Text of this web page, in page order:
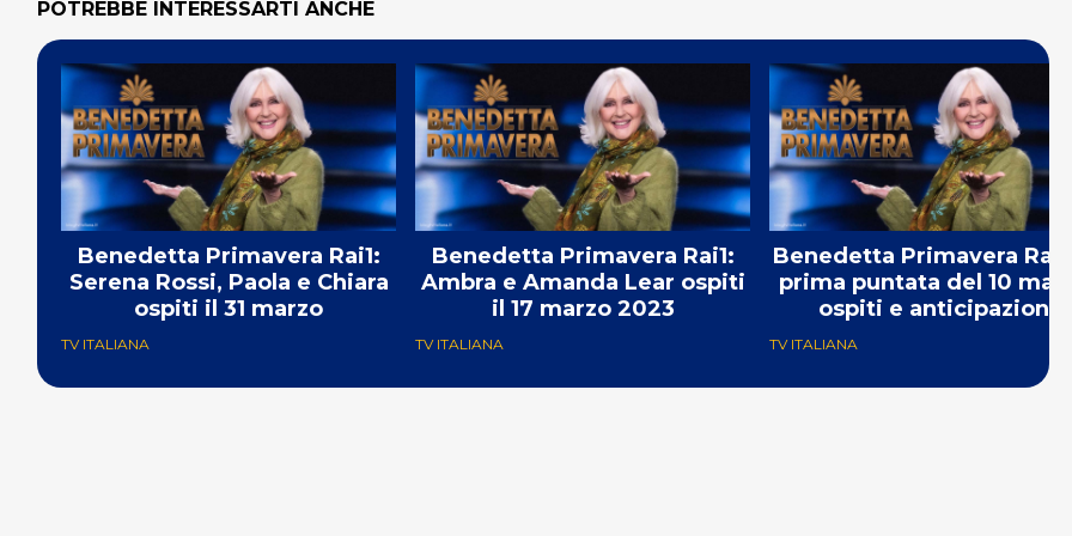
POTREBBE INTERESSARTI ANCHE
Benedetta Primavera Rai1:
Serena Rossi, Paola e Chiara
ospiti il 31 marzo
TV ITALIANA
Benedetta Primavera Rai1:
Ambra e Amanda Lear ospiti
il 17 marzo 2023
TV ITALIANA
Benedetta Primavera Rai1:
prima puntata del 10
ospiti e anticipazioni
TV ITALIANA